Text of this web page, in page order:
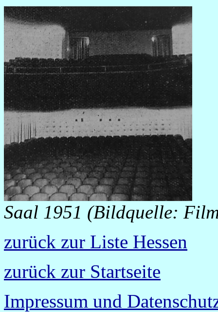
Saal 1951 (Bildquelle:
zurück zur Liste Hessen
zurück zur Startseite
Impressum und